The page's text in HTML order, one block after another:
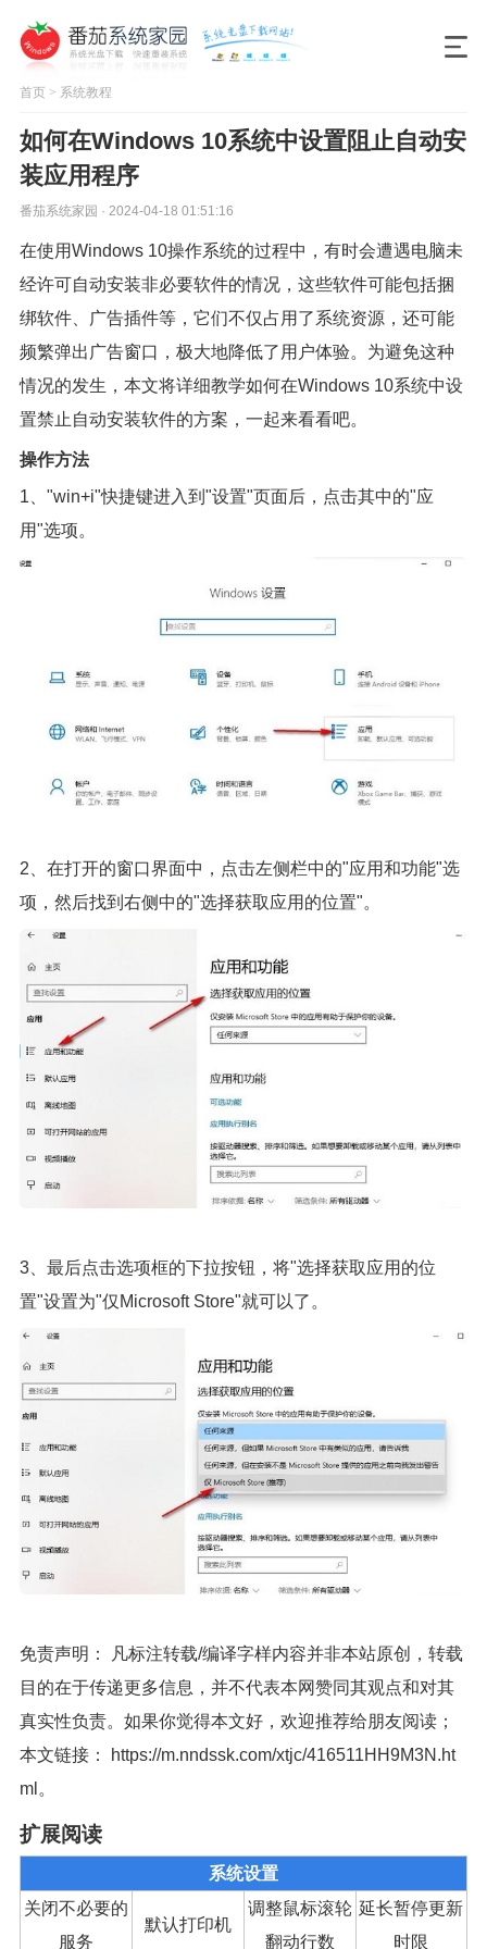
首页> 系统教程
如何在Windows 10系统中设置阻止自动安
装应用程序
番茄系统家园 · 2024-04-18 01:51:16
在使用Windows 10操作系统的过程中，有时会遭遇电脑未
经许可自动安装非必要软件的情况，这些软件可能包括捆
绑软件、广告插件等，它们不仅占用了系统资源，还可能
频繁弹出广告窗口，极大地降低了用户体验。为避免这种
情况的发生，本文将详细教学如何在Windows 10系统中设
置禁止自动安装软件的方案，一起来看看吧。
操作方法
1、"win+i"快捷键进入到"设置"页面后，点击其中的"应
用"选项。
2、在打开的窗口界面中，点击左侧栏中的"应用和功能"选
项，然后找到右侧中的"选择获取应用的位置"。
3、最后点击选项框的下拉按钮，将"选择获取应用的位
置"设置为"仅Microsoft Store"就可以了。
免责声明： 凡标注转载/编译字样内容并非本站原创，转载
目的在于传递更多信息，并不代表本网赞同其观点和对其
真实性负责。如果你觉得本文好，欢迎推荐给朋友阅读；
本文链接：
https://m.nndssk.com/xtjc/416511HH9M3N.ht
ml 。
扩展阅读
系统设置
关闭不必要的
服务
默认打印机
调整鼠标滚轮
翻动行数
延长暂停更新
时限